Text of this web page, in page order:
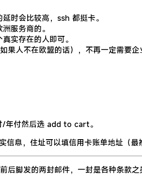
时会比较高，ssh 都挺卡。
服务商的。
实存在的人即可。
人不在欧盟的话），不再一定需要企
年付然后选 add to cart。
息，住址可以填信用卡账单地址（
脚发的两封邮件，一封是各种条款